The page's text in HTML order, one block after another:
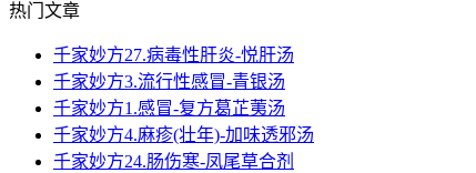
热门文章
千家妙方27.病毒性肝炎-悦肝汤
千家妙方3.流行性感冒-青银汤
千家妙方1.感冒-复方葛芷荑汤
千家妙方4.麻疹(壮年)-加味透邪汤
千家妙方24.肠伤寒-凤尾草合剂